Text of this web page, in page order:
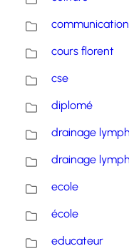
communication
cours florent
cse
diplomé
drainage
drainage
ecole
école
educateur